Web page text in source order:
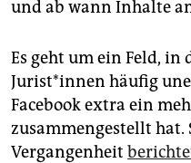
und ab wann Inhalte
Es geht um ein Feld, in
Jurist*innen häufig
Facebook extra ein
zusammengestellt hat.
Vergangenheit